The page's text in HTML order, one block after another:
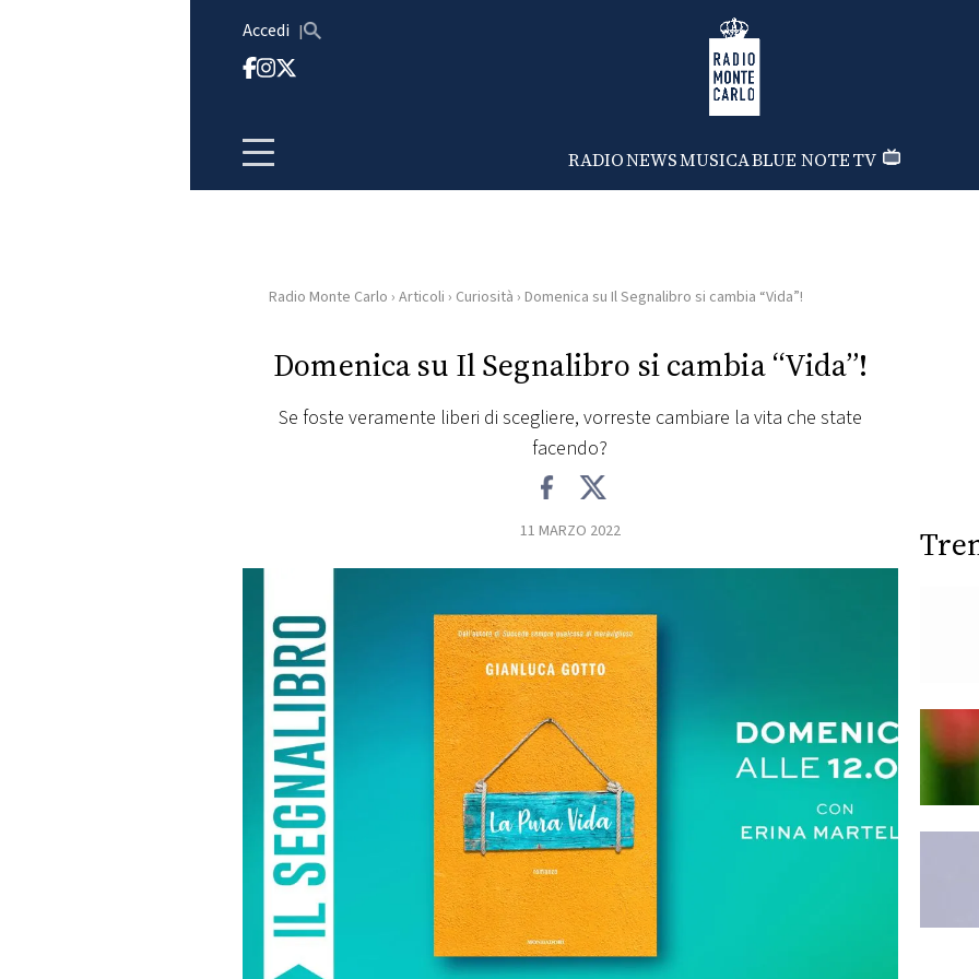
Accedi Radio Monte Carlo
RADIONEWSMUSICABLUE NOTETV
HOME
RADIO
FOTO
CONCORSI
EVENTI
VIDEO
PRINCIPATO
Radio Monte Carlo › Articoli › Curiosità › Domenica su Il Segnalibro si cambia “Vida”!
Domenica su Il Segnalibro si cambia “Vida”!
Se foste veramente liberi di scegliere, vorreste cambiare la vita che state
facendo?
11 MARZO 2022